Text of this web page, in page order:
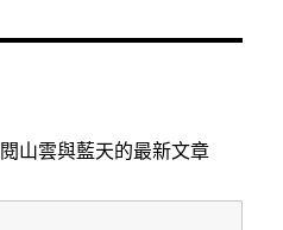
山雲與藍天的最新文章